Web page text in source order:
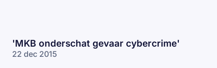
'MKB onderschat gevaar cybercrime'
22 dec 2015